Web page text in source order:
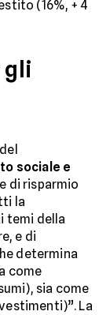
(16%, + 4
gli
sociale e
di risparmio
la
temi della
e di
determina
come
sia come
La